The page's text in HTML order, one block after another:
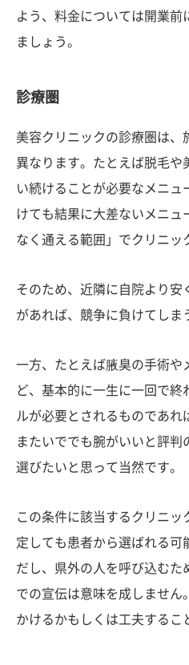
よう、料金については開業前
ましょう。
診療圏
美容クリニックの診療圏は、
異なります。たとえば脱毛や
い続けることが必要なメニュ
けても結果に大差ないメニュ
なく通える範囲」でクリニッ
そのため、近隣に自院より安
があれば、競争に負けてしま
一方、たとえば腋臭の手術や
ど、基本的に一生に一回で終
ルが必要とされるものであれ
またいででも腕がいいと評判
選びたいと思って当然です。
この条件に該当するクリニッ
定しても患者から選ばれる可
だし、県外の人を呼び込むた
での宣伝は意味を成しません
かけるかもしくは工夫するこ